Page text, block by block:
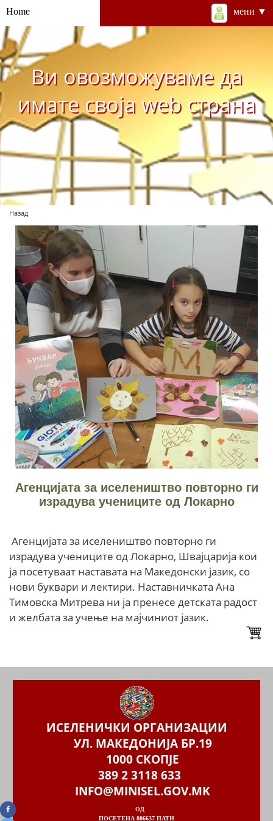
Home мени ▼
Ви овозможуваме да
имате своја web страна
Назад
Агенцијата за иселеништво повторно ги
израдува учениците од Локарно
Агенцијата за иселеништво повторно ги
израдува учениците од Локарно, Швајцарија кои
ја посетуваат наставата на Македонски јазик, со
нови буквари и лектири. Наставничката Ана
Тимовска Митрева ни ја пренесе детската радост
и желбата за учење на мајчиниот јазик.
ИСЕЛЕНИЧКИ ОРГАНИЗАЦИИ
УЛ. МАКЕДОНИЈА БР.19
1000 СКОПЈЕ
389 2 3118 633
INFO@MINISEL.GOV.MK
ОД
ПОСЕТЕНА 806637 ПАТИ